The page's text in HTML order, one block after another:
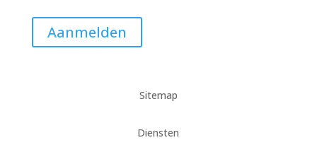
Aanmelden
Sitemap
Diensten